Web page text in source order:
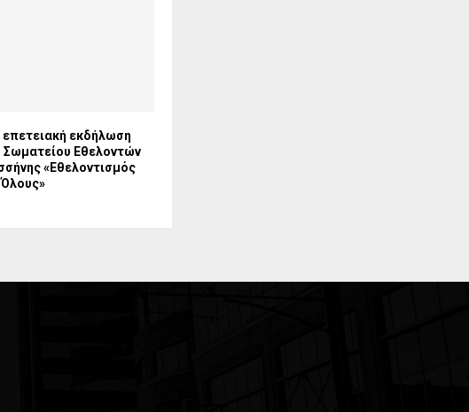
επετειακή εκδήλωση
Σωματείου Εθελοντών
«Εθελοντισμός
Όλους»